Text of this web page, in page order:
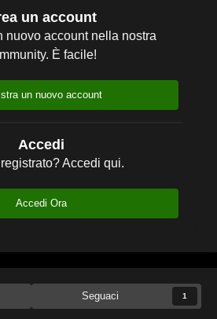
un account
nuovo account nella nostra
È facile!
un nuovo account
Accedi
Accedi qui.
Accedi Ora
Seguaci 1